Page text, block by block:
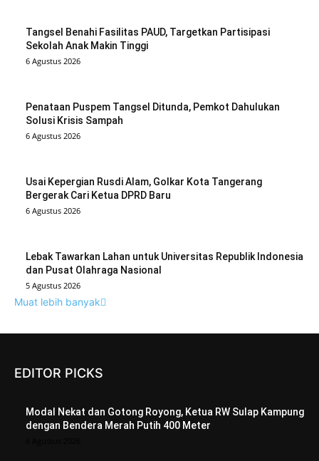
Tangsel Benahi Fasilitas PAUD, Targetkan Partisipasi
Sekolah Anak Makin Tinggi
6 Agustus 2026
Penataan Puspem Tangsel Ditunda, Pemkot Dahulukan
Solusi Krisis Sampah
6 Agustus 2026
Usai Kepergian Rusdi Alam, Golkar Kota Tangerang
Bergerak Cari Ketua DPRD Baru
6 Agustus 2026
Lebak Tawarkan Lahan untuk Universitas Republik Indonesia
dan Pusat Olahraga Nasional
5 Agustus 2026
Muat lebih banyak
EDITOR PICKS
Modal Nekat dan Gotong Royong, Ketua RW Sulap Kampung
dengan Bendera Merah Putih 400 Meter